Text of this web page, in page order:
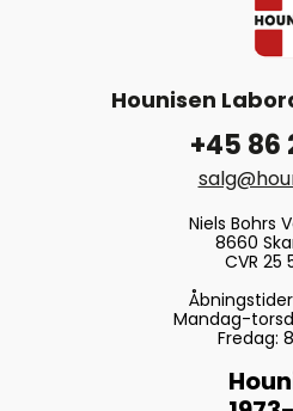
Hounisen
+45 86
Niels Bohrs
8660
CVR 25
Mandag-
Fredag: